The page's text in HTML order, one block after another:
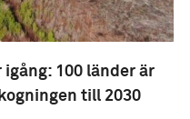
100 länder är
till 2030